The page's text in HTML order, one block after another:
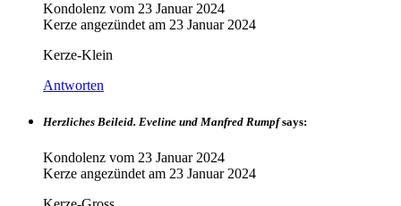
Kondolenz vom 23 Januar 2024
Kerze angezündet am 23 Januar 2024
Kerze-Klein
Antworten
Herzliches Beileid. Eveline und Manfred Rumpf says:
Kondolenz vom 23 Januar 2024
Kerze angezündet am 23 Januar 2024